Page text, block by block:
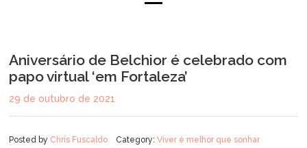
Aniversário de Belchior é celebrado com
papo virtual ‘em Fortaleza’
29 de outubro de 2021
Posted by Chris Fuscaldo Category: Viver é melhor que sonhar